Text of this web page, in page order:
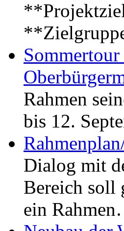
Rahmen
bis 12.
Dialog mit
Bereich soll
ein